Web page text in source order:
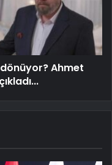
dönüyor? Ahmet